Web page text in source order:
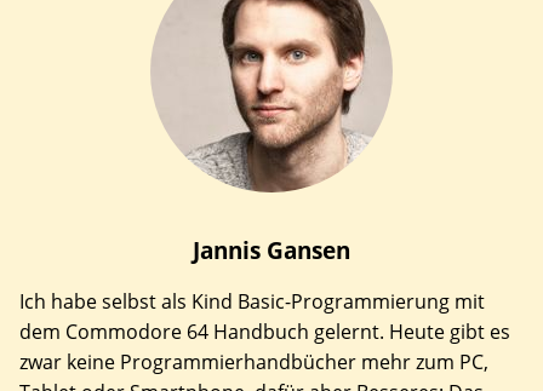
Jannis Gansen
Ich habe selbst als Kind Basic-Programmierung mit
dem Commodore 64 Handbuch gelernt. Heute gibt es
zwar keine Programmierhandbücher mehr zum PC,